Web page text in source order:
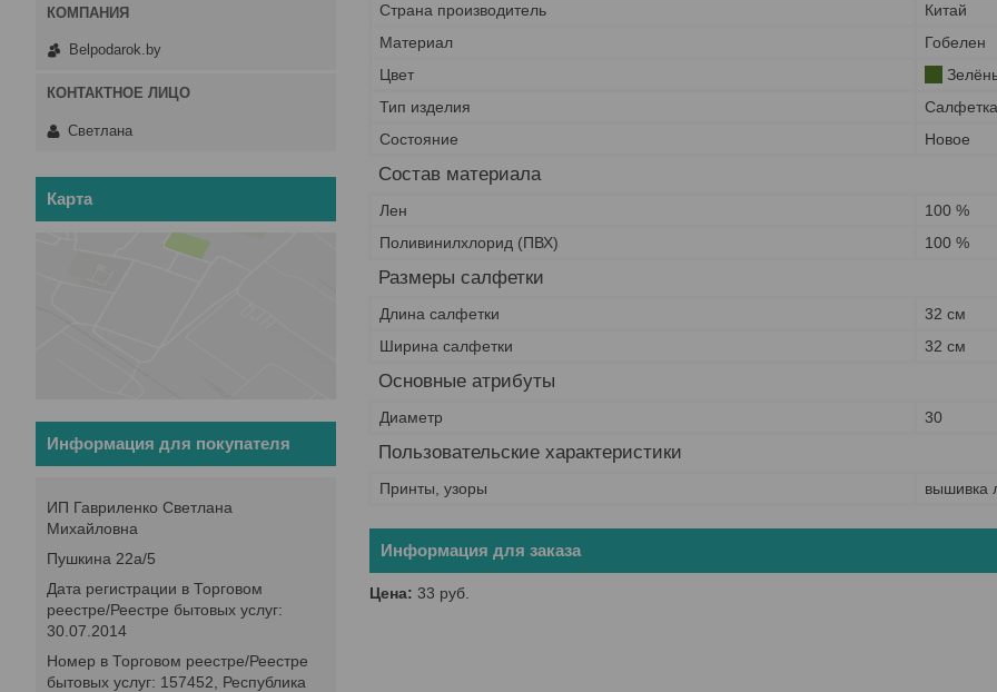
Страна производитель
Китай
Материал
Гобелен
Цвет
Тип изделия
Салфетка
Состояние
Новое
Состав материала
Лен
100 %
Поливинилхлорид (ПВХ)
100 %
Размеры салфетки
Длина салфетки
32 см
Ширина салфетки
32 см
Основные атрибуты
Диаметр 30
Пользовательские характеристики
Принты, узоры вышивка
Информация для заказа
Цена: 33 руб.
Belpodarok.by
Светлана
Карта
Информация для покупателя
ИП Гавриленко Светлана
Михайловна
Пушкина 22а/5
Дата регистрации в Торговом
реестре/Реестре бытовых услуг:
30.07.2014
Номер в Торговом реестре/Реестре
бытовых услуг: 157452, Республика